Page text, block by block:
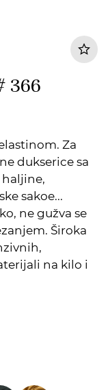
366
Za
dukserice sa
sakoe...
ne gužva se
Široka
na kilo i